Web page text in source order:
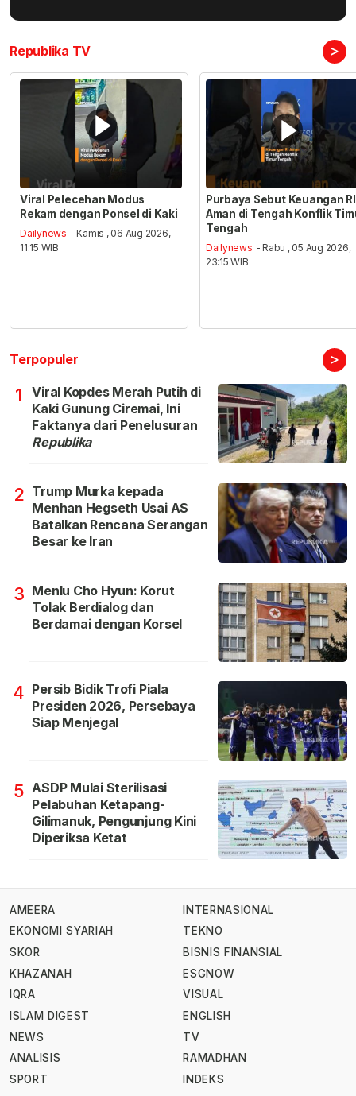
Republika TV >
Viral Pelecehan Modus
Rekam dengan Ponsel di Kaki
Dailynews - Kamis , 06 Aug 2026,
11:15 WIB
Purbaya Sebut Keuangan RI
Aman di Tengah Konflik
Tengah
Dailynews - Rabu , 05 Aug 2026,
23:15 WIB
Terpopuler >
1
Viral Kopdes Merah Putih di
Kaki Gunung Ciremai, Ini
Faktanya dari Penelusuran
Republika
2 Trump Murka kepada
Menhan Hegseth Usai AS
Batalkan Rencana Serangan
Besar ke Iran
3 Menlu Cho Hyun: Korut
Tolak Berdialog dan
Berdamai dengan Korsel
4 Persib Bidik Trofi Piala
Presiden 2026, Persebaya
Siap Menjegal
5 ASDP Mulai Sterilisasi
Pelabuhan Ketapang-
Gilimanuk, Pengunjung Kini
Diperiksa Ketat
AMEERA
EKONOMI SYARIAH
SKOR
KHAZANAH
IQRA
ISLAM DIGEST
NEWS
ANALISIS
SPORT
INTERNASIONAL
TEKNO
BISNIS FINANSIAL
ESGNOW
VISUAL
ENGLISH
TV
RAMADHAN
INDEKS